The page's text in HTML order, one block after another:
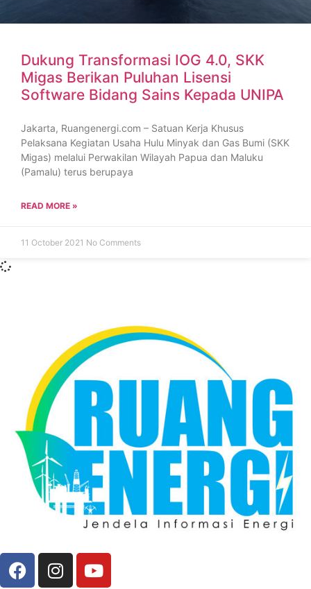
Dukung Transformasi IOG 4.0, SKK
Migas Berikan Puluhan Lisensi
Software Bidang Sains Kepada UNIPA
Jakarta, Ruangenergi.com – Satuan Kerja Khusus
Pelaksana Kegiatan Usaha Hulu Minyak dan Gas Bumi (SKK
Migas) melalui Perwakilan Wilayah Papua dan Maluku
(Pamalu) terus berupaya
READ MORE »
11 October 2021 No Comments